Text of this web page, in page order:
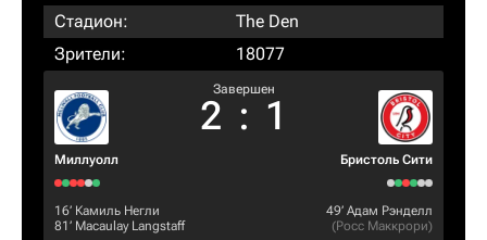
Стадион:
The Den
Зрители:
18077
Миллуолл
Завершен
2 : 1
Бристоль Сити
16‎’‎ Камиль Негли
81‎’‎ Macaulay Langstaff
49‎’‎ Адам Рэнделл
(Росс Маккрори)